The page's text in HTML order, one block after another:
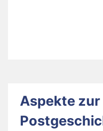
Aspekte